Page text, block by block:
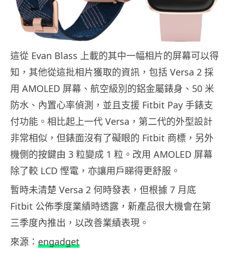
這從 Evan Blass 上載的其中一幅相片的屏幕可以得
知，其他從這批相片獲取的資訊，包括 Versa 2 採
用 AMOLED 屏幕、航空級別的鋁金屬錶身、50 米
防水、內置心率偵測，並且支援 Fitbit Pay 手錶支
付功能。相比起上一代 Versa，第二代的外型設計
非常相似，但錶面沒有了礙眼的 Fitbit 商標，另外
機側的按鍵由 3 粒變成 1 粒。改用 AMOLED 屏幕
除了較 LCD 慳電，亦讓用戶睇得更舒服。
暫時未清楚 Versa 2 何時發表，但根據 7 月底
Fitbit 公佈季度業績時透露，新產品很大機會在第
三季度內推出，以改善業績表現。
來源： engadget